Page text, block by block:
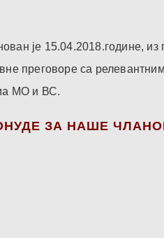
је 15.04.2018.године,
преговоре са
МО и ВС.
ЗА НАШЕ